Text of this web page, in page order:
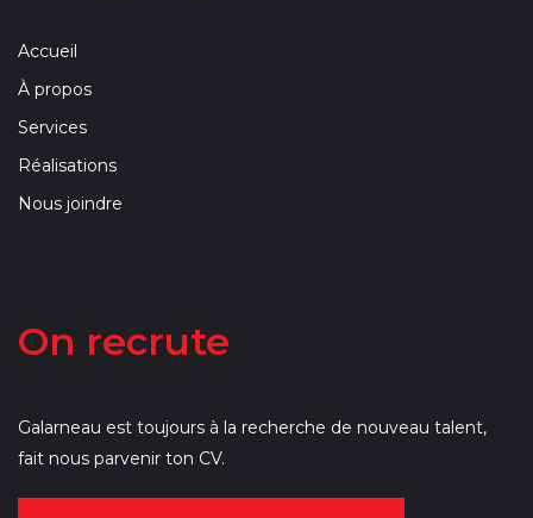
Accueil
À propos
Services
Réalisations
Nous joindre
On recrute
Galarneau est toujours à la recherche de nouveau talent,
fait nous parvenir ton CV.